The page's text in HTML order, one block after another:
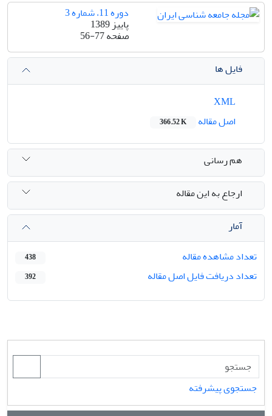
دوره 11، شماره 3
پاییز 1389
صفحه56-77
فایل ها
اصل مقاله
366.52 K
هم رسانی
ارجاع به این مقاله
آمار
تعداد مشاهده مقاله
438
تعداد دریافت فایل اصل مقاله 392
جستجوی پیشرفته